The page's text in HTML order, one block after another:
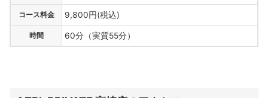
コース料金 9,800円(税込)
時間 60分（実質55分）